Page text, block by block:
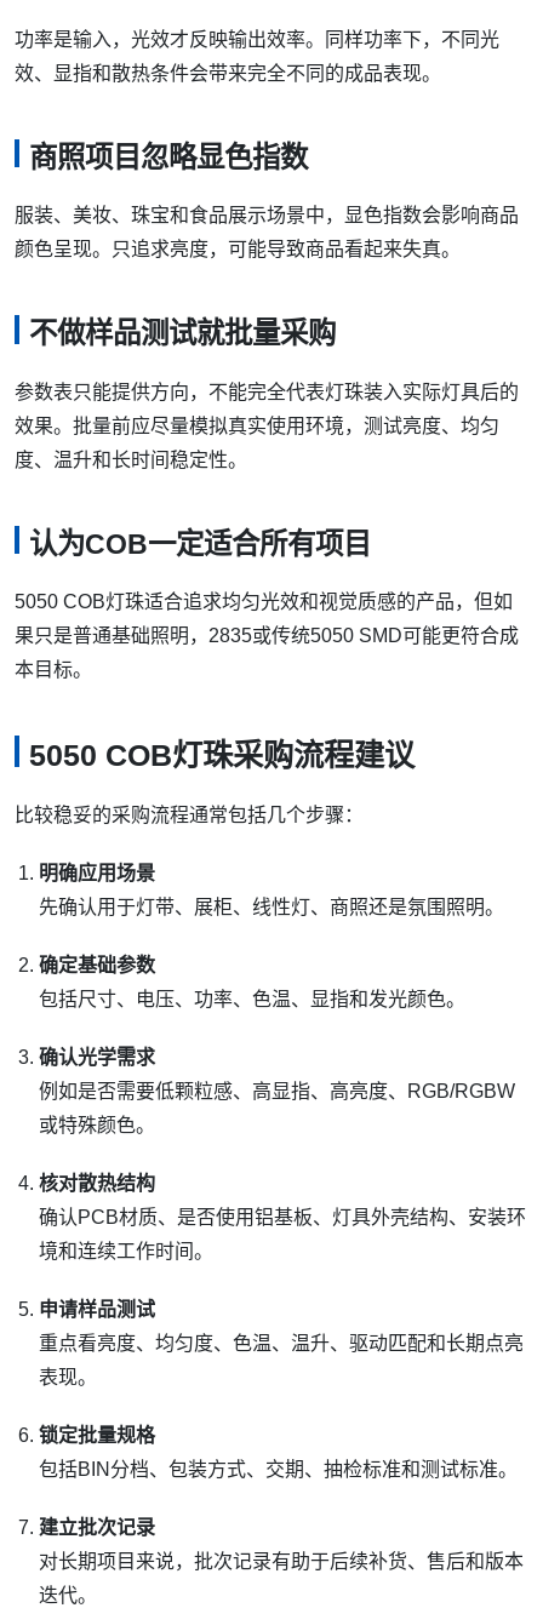
功率是输入，光效才反映输出效率。同样功率下，不同光
效、显指和散热条件会带来完全不同的成品表现。
商照项目忽略显色指数
服装、美妆、珠宝和食品展示场景中，显色指数会影响商品
颜色呈现。只追求亮度，可能导致商品看起来失真。
不做样品测试就批量采购
参数表只能提供方向，不能完全代表灯珠装入实际灯具后的
效果。批量前应尽量模拟真实使用环境，测试亮度、均匀
度、温升和长时间稳定性。
认为COB一定适合所有项目
5050 COB灯珠适合追求均匀光效和视觉质感的产品，但如
果只是普通基础照明，2835或传统5050 SMD可能更符合成
本目标。
5050 COB灯珠采购流程建议
比较稳妥的采购流程通常包括几个步骤：
明确应用场景
先确认用于灯带、展柜、线性灯、商照还是氛围照明。
确定基础参数
包括尺寸、电压、功率、色温、显指和发光颜色。
确认光学需求
例如是否需要低颗粒感、高显指、高亮度、RGB/RGBW
或特殊颜色。
核对散热结构
确认PCB材质、是否使用铝基板、灯具外壳结构、安装环
境和连续工作时间。
申请样品测试
重点看亮度、均匀度、色温、温升、驱动匹配和长期点亮
表现。
锁定批量规格
包括BIN分档、包装方式、交期、抽检标准和测试标准。
建立批次记录
对长期项目来说，批次记录有助于后续补货、售后和版本
迭代。